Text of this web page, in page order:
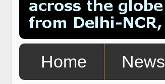
Home News